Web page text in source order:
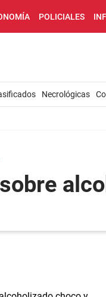
POLICIALES
Necrológicas